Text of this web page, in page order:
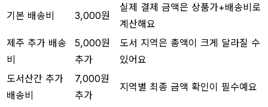
기본 배송비 3,000원
실제 결제 금액은 상품가+배송비로
계산해요
제주 추가 배송
비
5,000원
추가
도서 지역은 총액이 크게 달라질 수
있어요
도서산간 추가
배송비
7,000원
추가
지역별 최종 금액 확인이 필수예요